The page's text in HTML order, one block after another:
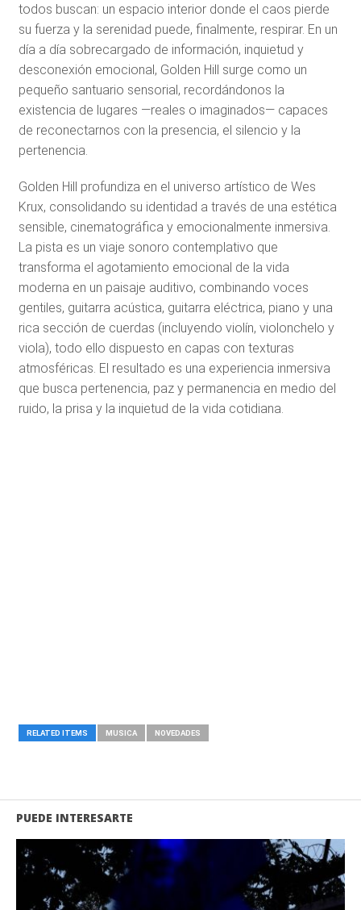
todos buscan: un espacio interior donde el caos pierde
su fuerza y la serenidad puede, finalmente, respirar. En un
día a día sobrecargado de información, inquietud y
desconexión emocional, Golden Hill surge como un
pequeño santuario sensorial, recordándonos la
existencia de lugares —reales o imaginados— capaces
de reconectarnos con la presencia, el silencio y la
pertenencia.
Golden Hill profundiza en el universo artístico de Wes
Krux, consolidando su identidad a través de una estética
sensible, cinematográfica y emocionalmente inmersiva.
La pista es un viaje sonoro contemplativo que
transforma el agotamiento emocional de la vida
moderna en un paisaje auditivo, combinando voces
gentiles, guitarra acústica, guitarra eléctrica, piano y una
rica sección de cuerdas (incluyendo violín, violonchelo y
viola), todo ello dispuesto en capas con texturas
atmosféricas. El resultado es una experiencia inmersiva
que busca pertenencia, paz y permanencia en medio del
ruido, la prisa y la inquietud de la vida cotidiana.
RELATED ITEMS MUSICA NOVEDADES
PUEDE INTERESARTE